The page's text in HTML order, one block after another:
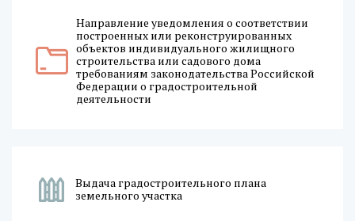
Направление уведомления о соответствии
построенных или реконструированных
объектов индивидуального жилищного
строительства или садового дома
требованиям законодательства Российской
Федерации о градостроительной
деятельности
Выдача градостроительного плана
земельного участка